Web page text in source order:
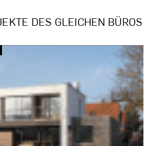
DES GLEICHEN BÜROS